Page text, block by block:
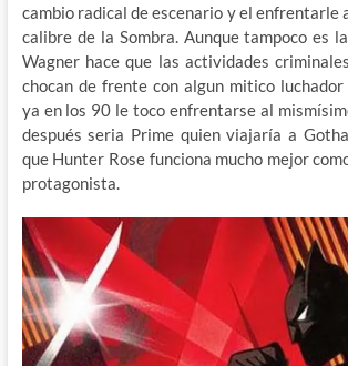
cambio radical de escenario y el enfrentarle
calibre de la Sombra. Aunque tampoco es
Wagner hace que las actividades
chocan de frente con algun mitico
ya en los 90 le toco enfrentarse al
después seria Prime quien viajaría a
que Hunter Rose funciona mucho mejor
protagonista.